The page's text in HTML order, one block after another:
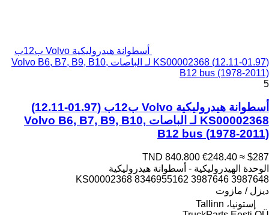
أسطوانة هيدروليكية Volvo ب12ب
(01.97-12.11) KS00002368 لـ الباصات Volvo B6, B7, B9, B10,
B12 bus (1978-2011)
5
أسطوانة هيدروليكية Volvo ب12ب (01.97-12.11)
KS00002368 لـ الباصات Volvo B6, B7, B9, B10,
B12 bus (1978-2011)
TND 840.800 €248.40 ≈ $287
الوحدة الهيدروليكية - أسطوانة هيدروليكية
KS00002368 8346955162 3987646 3987648
ديزل / مازوت
إستونيا، Tallinn